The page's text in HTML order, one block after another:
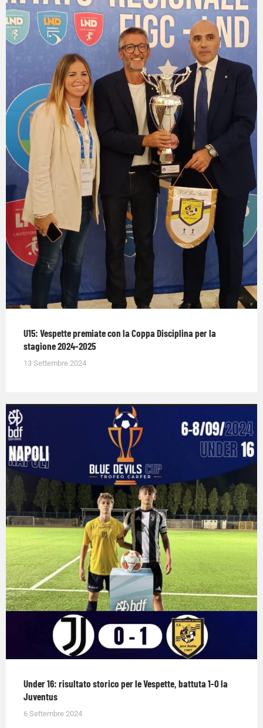
U15: Vespette premiate con la Coppa Disciplina per la
stagione 2024-2025
13 Settembre 2024
Under 16: risultato storico per le Vespette, battuta 1-0 la
Juventus
6 Settembre 2024